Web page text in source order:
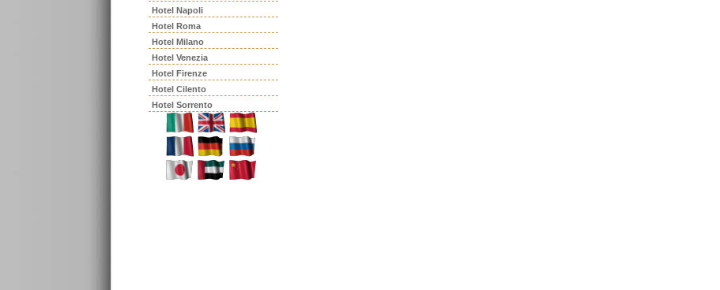
Hotel Napoli
Hotel Roma
Hotel Milano
Hotel Venezia
Hotel Firenze
Hotel Cilento
Hotel Sorrento